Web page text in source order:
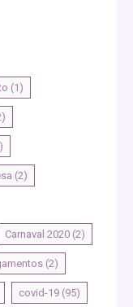
(1)
(2)
Carnaval 2020 (2)
(2)
covid-19 (95)